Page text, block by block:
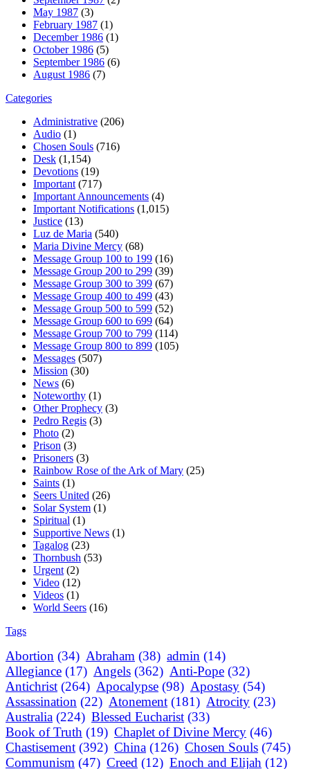
May 1987 (3)
February 1987 (1)
December 1986 (1)
October 1986 (5)
September 1986 (6)
August 1986 (7)
Categories
Administrative (206)
Audio (1)
Chosen Souls (716)
Desk (1,154)
Devotions (19)
Important(717)
Important Announcements (4)
Important Notifications (1,015)
Justice (13)
Luz de Maria (540)
Maria Divine Mercy (68)
Message Group 100 to 199 (16)
Message Group 200 to 299 (39)
Message Group 300 to 399 (67)
Message Group 400 to 499 (43)
Message Group 500 to 599 (52)
Message Group 600 to 699 (64)
Message Group 700 to 799 (114)
Message Group 800 to 899 (105)
Messages (507)
Mission (30)
News (6)
Noteworthy (1)
Other Prophecy (3)
Pedro Regis (3)
Photo (2)
Prison (3)
Prisoners (3)
Rainbow Rose of the Ark of Mary (25)
Saints (1)
Seers United (26)
Solar System (1)
Spiritual (1)
Supportive News (1)
Tagalog (23)
Thornbush (53)
Urgent(2)
Video (12)
Videos (1)
World Seers (16)
Tags
Abortion (34) Abraham (38) admin (14)
Allegiance (17) Angels (362) Anti-Pope (32)
Antichrist (264) Apocalypse (98) Apostasy (54)
Assassination (22) Atonement (181) Atrocity (23)
Australia (224) Blessed Eucharist (33)
Book of Truth (19) Chaplet of Divine Mercy (46)
Chastisement (392) China (126) Chosen Souls (745)
Communism (47) Creed (12) Enoch and Elijah (12)